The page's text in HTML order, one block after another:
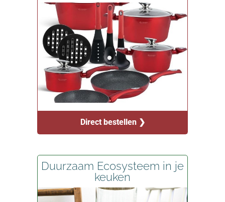
Direct bestellen ❯
Duurzaam Ecosysteem in je
keuken